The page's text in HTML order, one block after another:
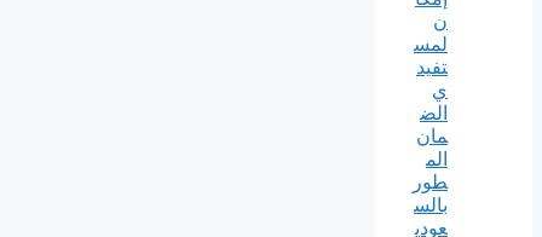
ن
لمس
تفيد
ي
الض
مان
الم
طور
بالس
عودي